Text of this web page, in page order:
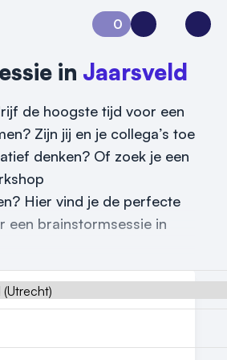
aan
0
Aanvraag 0Inloggen
in Jaarsveld
de hoogste tijd voor een
Zijn jij en je collega’s toe
denken? Of zoek je een
Hier vind je de perfecte
een brainstormsessie in